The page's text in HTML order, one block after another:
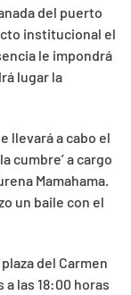
del puerto
institucional el
le impondrá
lugar la
llevará a cabo el
cumbre’ a cargo
Mamahama.
un baile con el
del Carmen
a las 18:00 horas